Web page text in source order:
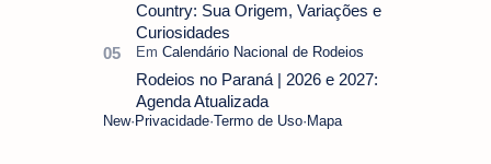
Country: Sua Origem, Variações e
Curiosidades
Rodeios no Paraná | 2026 e 2027:
Agenda Atualizada
New Privacidade Termo de Uso Mapa